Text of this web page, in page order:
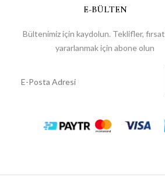
E-BÜLTEN
Bültenimiz için kaydolun. Teklifler,
yararlanmak için abone olun